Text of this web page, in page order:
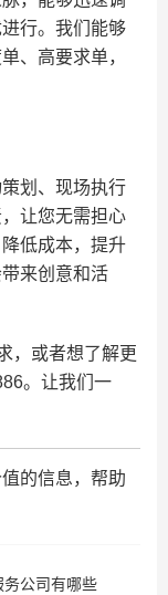
行。我们能够
、高要求单，
划、现场执行
让您无需担心
低成本，提升
来创意和活
，或者想了解更
。让我们一
的信息，帮助
公司有哪些